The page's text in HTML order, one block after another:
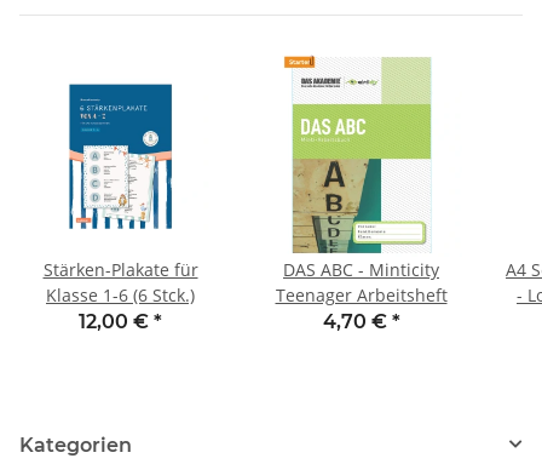
Stärken-Plakate für
Klasse 1-6 (6 Stck.)
12,00 € *
DAS ABC - Minticity
Teenager Arbeitsheft
4,70 € *
A4
-
Kategorien